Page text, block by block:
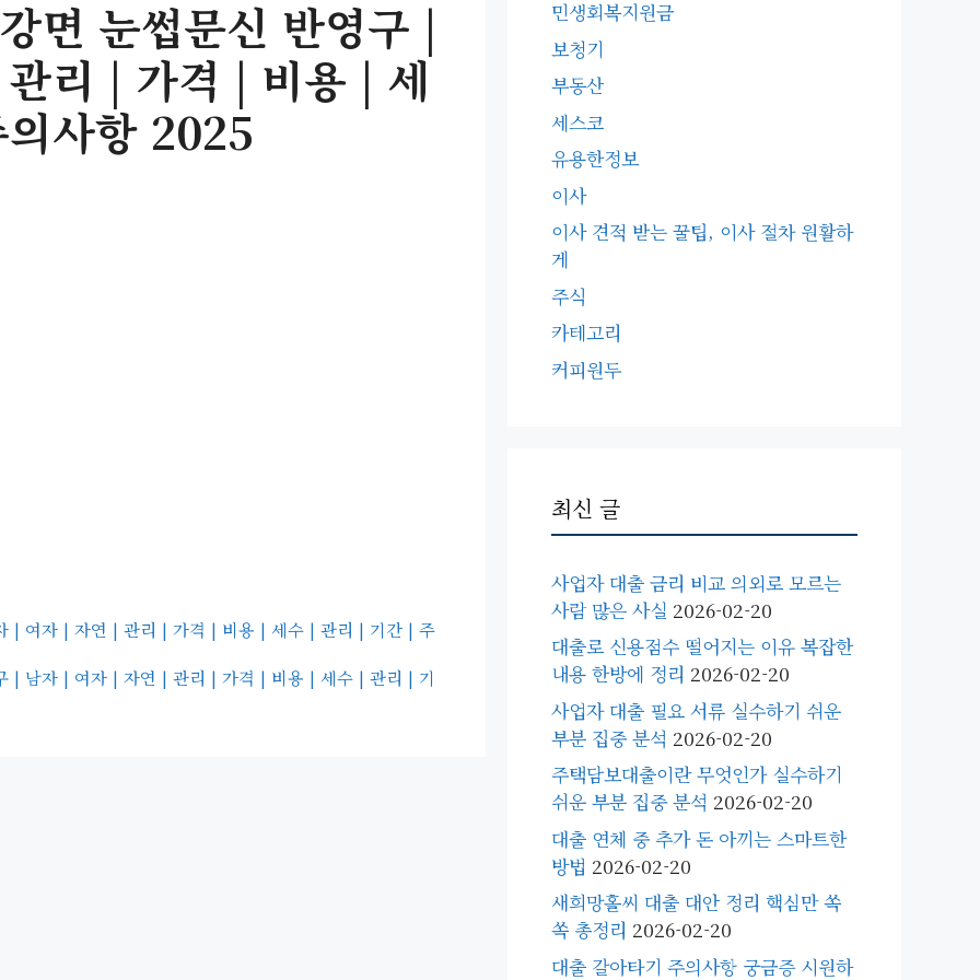
면 눈썹문신 반영구 |
리 | 가격 | 비용 | 세
사항 2025
| 여자 | 자연 | 관리 | 가격 | 비용 | 세수 | 관리 | 기간 | 주
| 남자 | 여자 | 자연 | 관리 | 가격 | 비용 | 세수 | 관리 | 기
민생회복지원금
보청기
부동산
세스코
유용한정보
이사
이사 견적 받는 꿀팁, 이사 절차 원활하
게
주식
카테고리
커피원두
최신 글
사업자 대출 금리 비교 의외로 모르는
사람 많은 사실 2026-02-20
대출로 신용점수 떨어지는 이유 복잡한
내용 한방에 정리 2026-02-20
사업자 대출 필요 서류 실수하기 쉬운
부분 집중 분석 2026-02-20
주택담보대출이란 무엇인가 실수하기
쉬운 부분 집중 분석 2026-02-20
대출 연체 중 추가 돈 아끼는 스마트한
방법 2026-02-20
새희망홀씨 대출 대안 정리 핵심만 쏙
쏙 총정리 2026-02-20
대출 갈아타기 주의사항 궁금증 시원하